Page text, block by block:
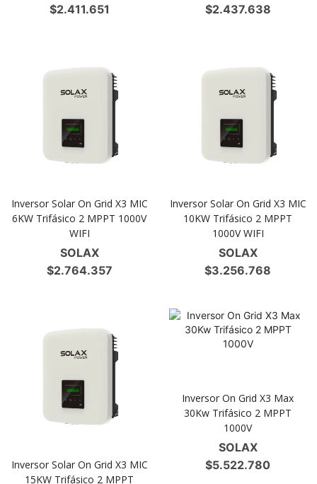
$2.411.651
$2.437.638
Inversor Solar On Grid X3 MIC
6KW Trifásico 2 MPPT 1000V
WIFI
SOLAX
$2.764.357
Inversor Solar On Grid X3 MIC
10KW Trifásico 2 MPPT
1000V WIFI
SOLAX
$3.256.768
Inversor Solar On Grid X3 MIC
15KW Trifásico 2 MPPT
Inversor On Grid X3 Max
30Kw Trifásico 2 MPPT
1000V
SOLAX
$5.522.780